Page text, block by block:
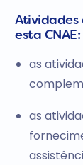
Atividades
esta CNAE:
as
as